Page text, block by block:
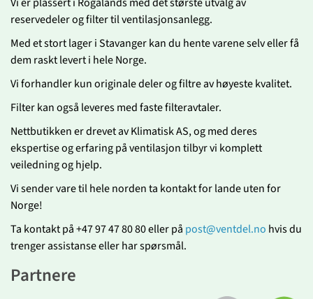
reservedeler og filter til ventilasjonsanlegg.
Med et stort lager i Stavanger kan du hente varene selv eller få
dem raskt levert i hele Norge.
Vi forhandler kun originale deler og filtre av høyeste kvalitet.
Filter kan også leveres med faste filteravtaler.
Nettbutikken er drevet av Klimatisk AS, og med deres
ekspertise og erfaring på ventilasjon tilbyr vi komplett
veiledning og hjelp.
Vi sender vare til hele norden ta kontakt for lande uten for
Norge!
Ta kontakt på +47 97 47 80 80 eller på post@ventdel.no hvis du
trenger assistanse eller har spørsmål.
Partnere